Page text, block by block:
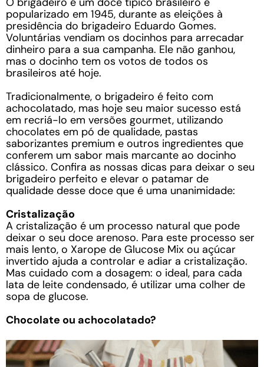
popularizado em 1945, durante as eleições à
presidência do brigadeiro Eduardo Gomes.
Voluntárias vendiam os docinhos para arrecadar
dinheiro para a sua campanha. Ele não ganhou,
mas o docinho tem os votos de todos os
brasileiros até hoje.
Tradicionalmente, o brigadeiro é feito com
achocolatado, mas hoje seu maior sucesso está
em recriá-lo em versões gourmet, utilizando
chocolates em pó de qualidade, pastas
saborizantes premium e outros ingredientes que
conferem um sabor mais marcante ao docinho
clássico. Confira as nossas dicas para deixar o seu
brigadeiro perfeito e elevar o patamar de
qualidade desse doce que é uma unanimidade:
Cristalização
A cristalização é um processo natural que pode
deixar o seu doce arenoso. Para este processo ser
mais lento, o Xarope de Glucose Mix ou açúcar
invertido ajuda a controlar e adiar a cristalização.
Mas cuidado com a dosagem: o ideal, para cada
lata de leite condensado, é utilizar uma colher de
sopa de glucose.
Chocolate ou achocolatado?